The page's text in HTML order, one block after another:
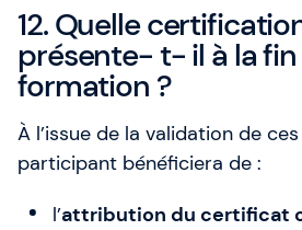
12. Quelle
présente- t- il à la fin
formation ?
À l’issue de la validation de
participant bénéficiera de :
l’attribution du certificat